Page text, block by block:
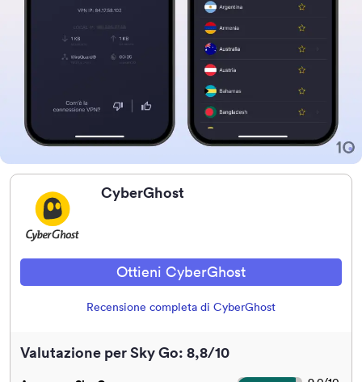
CyberGhost
Ottieni CyberGhost
Recensione completa di CyberGhost
Valutazione per Sky Go: 8,8/10